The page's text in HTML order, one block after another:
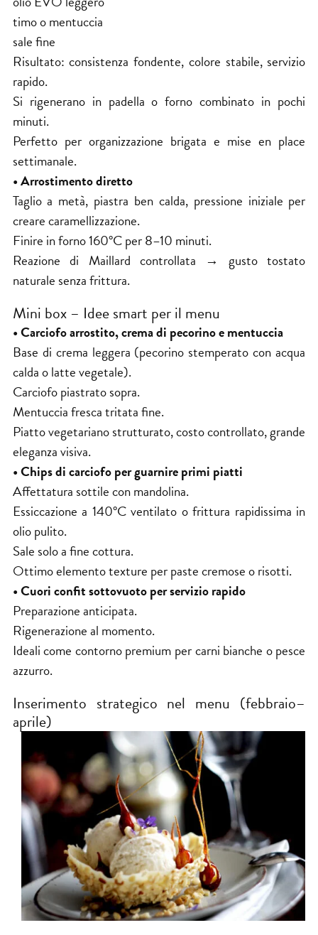
timo o mentuccia
sale fine
Risultato: consistenza fondente, colore stabile, servizio
rapido.
Si rigenerano in padella o forno combinato in pochi
minuti.
Perfetto per organizzazione brigata e mise en place
settimanale.
• Arrostimento diretto
Taglio a metà, piastra ben calda, pressione iniziale per
creare caramellizzazione.
Finire in forno 160°C per 8–10 minuti.
Reazione di Maillard controllata → gusto tostato
naturale senza frittura.
Mini box – Idee smart per il menu
• Carciofo arrostito, crema di pecorino e mentuccia
Base di crema leggera (pecorino stemperato con acqua
calda o latte vegetale).
Carciofo piastrato sopra.
Mentuccia fresca tritata fine.
Piatto vegetariano strutturato, costo controllato, grande
eleganza visiva.
• Chips di carciofo per guarnire primi piatti
Affettatura sottile con mandolina.
Essiccazione a 140°C ventilato o frittura rapidissima in
olio pulito.
Sale solo a fine cottura.
Ottimo elemento texture per paste cremose o risotti.
• Cuori confit sottovuoto per servizio rapido
Preparazione anticipata.
Rigenerazione al momento.
Ideali come contorno premium per carni bianche o pesce
azzurro.
Inserimento strategico nel menu (febbraio–
aprile)